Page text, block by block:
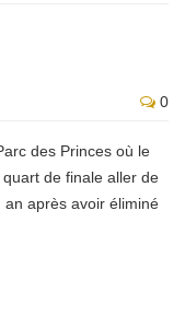
0
des Princes où le
de finale aller de
an après avoir éliminé